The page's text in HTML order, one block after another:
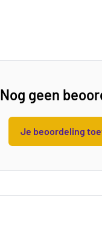
Nog geen
Je beoordeling